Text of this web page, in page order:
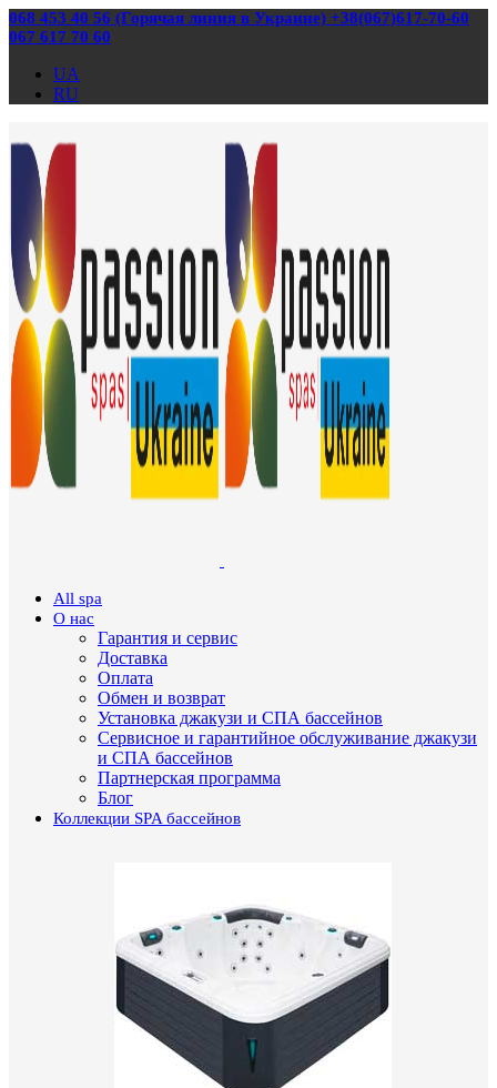
068 453 40 56 (Горячая линия в Украине) +38(067)617-70-60
067 617 70 60
UA
RU
All spa
О нас
Гарантия и сервис
Доставка
Оплата
Обмен и возврат
Установка джакузи и СПА бассейнов
Сервисное и гарантийное обслуживание джакузи
и СПА бассейнов
Партнерская программа
Блог
Коллекции SPA бассейнов